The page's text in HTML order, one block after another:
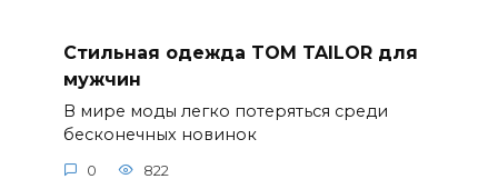
Стильная одежда TOM TAILOR для
мужчин
В мире моды легко потеряться среди
бесконечных новинок
0 822